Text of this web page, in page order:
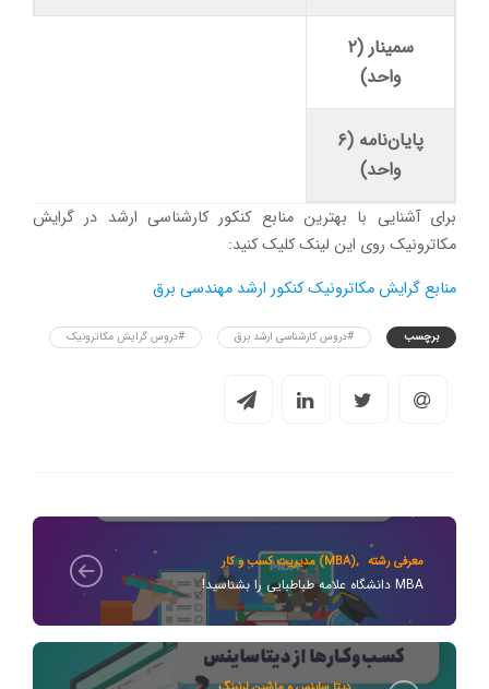
سمینار (۲
واحد)
پایان‌نامه (۶
واحد)
برای آشنایی با بهترین منابع کنکور کارشناسی ارشد در گرایش
مکاترونیک روی این لینک کلیک کنید:
منابع گرایش مکاترونیک کنکور ارشد مهندسی برق
برچسب #دروس کارشناسی ارشد برق #دروس گرایش مکاترونیک
مدیریت کسب و کار (MBA), معرفی رشته
MBA دانشگاه علامه طباطبایی را بشناسید!